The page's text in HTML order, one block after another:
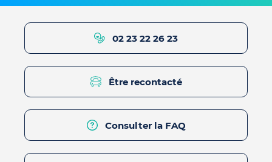
02 23 22 26 23
Être recontacté
Consulter la FAQ